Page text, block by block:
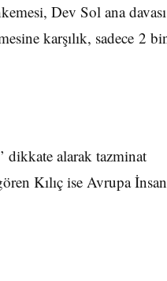
Dev Sol ana davası
karşılık, sadece 2
dikkate alarak tazminat
Kılıç ise Avrupa İnsan